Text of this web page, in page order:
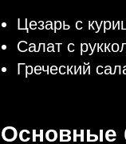
Цезарь с
Салат с
Греческий
Основные